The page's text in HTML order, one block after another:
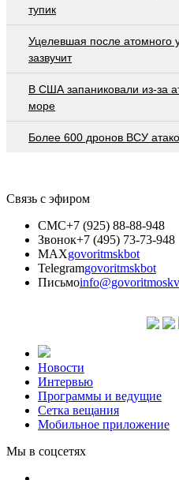
тупик
Уцелевшая после атомного
зазвучит
В США запаниковали из-за
море
Более 600 дронов ВСУ
Связь с эфиром
СМС+7 (925) 88-88-948
Звонок+7 (495) 73-73-948
MAXgovoritmskbot
Telegramgovoritmskbot
Письмо
Новости
Интервью
Программы и ведущие
Сетка вещания
Мобильное приложение
Мы в соцсетях